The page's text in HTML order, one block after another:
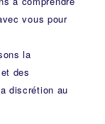
vous pour
la
des
discrétion au